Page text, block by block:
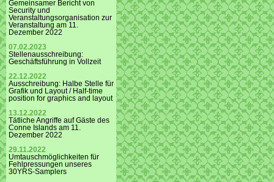
Gemeinsamer Bericht von
Security und
Veranstaltungsorganisation zur
Veranstaltung am 11.
Dezember 2022
07.02.2023
Stellenausschreibung:
Geschäftsführung in Vollzeit
22.12.2022
Ausschreibung: Halbe Stelle für
Grafik und Layout / Half-time
position for graphics and layout
13.12.2022
Tätliche Angriffe auf Gäste des
Conne Islands am 11.
Dezember 2022
29.11.2022
Umtauschmöglichkeiten für
Fehlpressungen unseres
30YRS-Samplers